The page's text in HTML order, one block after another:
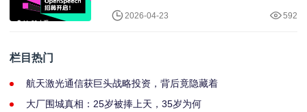
2026-04-23 592
栏目热门
航天激光通信获巨头战略投资，背后竟隐藏着
大厂围城真相：25岁被捧上天，35岁为何